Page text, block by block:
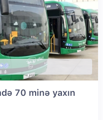
70 minə yaxın